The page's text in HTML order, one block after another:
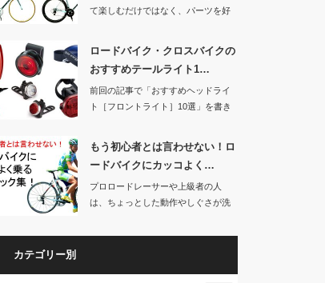
て楽しむだけではなく、パーツを好
ロードバイク・クロスバイクの
おすすめテールライト1…
前回の記事で「おすすめヘッドライ
ト［フロントライト］10選」を書き
もう初心者とは言わせない！ロ
ードバイクにカッコよく…
プロロードレーサーや上級者の人
は、ちょっとした動作やしぐさが洗
カテゴリー別